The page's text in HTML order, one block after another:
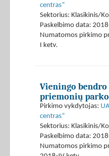
centras“
Sektorius: Klasikinis/
Paskelbimo data:
Numatomos pirkimo
I ketv.
Vieningo
priemonių
Pirkimo vykdytojas:
centras“
Sektorius: Klasikinis/
Paskelbimo data:
Numatomos pirkimo